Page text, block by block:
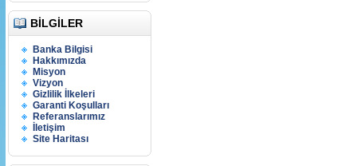
BILGILER
Banka Bilgisi
Hakkımızda
Misyon
Vizyon
Gizlilik İlkeleri
Garanti Koşulları
Referanslarımız
İletişim
Site Haritası